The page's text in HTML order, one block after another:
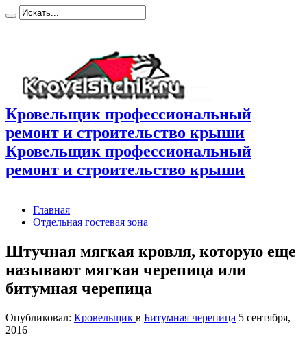
Кровельщик профессиональный
ремонт и строительство крыши
Кровельщик профессиональный
ремонт и строительство крыши
Главная
Отдельная гостевая зона
Штучная мягкая кровля, которую еще
называют мягкая черепица или
битумная черепица
Опубликовал: Кровельщик в Битумная черепица 5 сентября,
2016